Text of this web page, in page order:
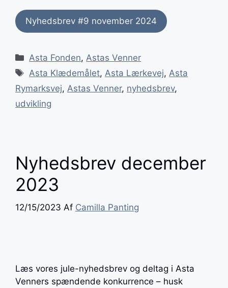
Nyhedsbrev #9 november 2024
Kategorier
Asta Fonden,Astas Venner
Tags
Asta Klædemålet,Asta Lærkevej,Asta
Rymarksvej, Astas Venner, nyhedsbrev,
udvikling
Nyhedsbrev december
2023
12/15/2023 Af Camilla Panting
Læs vores jule-nyhedsbrev og deltag i Asta
Venners spændende konkurrence – husk